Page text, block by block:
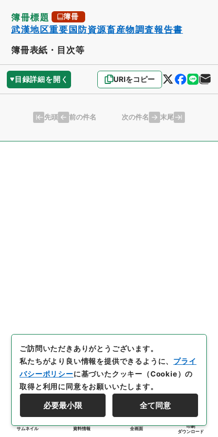
簿冊標題 簿冊
武漢地区重要国防資源畜産物調査報告書
簿冊表紙・目次等
目録詳細を開く URIをコピー
先頭 前の件名 次の件名 末尾
サムネイル 資料情報 全画面
印刷
ダウンロード
ご訪問いただきありがとうございます。
私たちがより良い情報を提供できるように、 プライ
バシーポリシーに基づいたクッキー（Cookie）の
取得と利用に同意をお願いいたします。
必要最小限 全て同意